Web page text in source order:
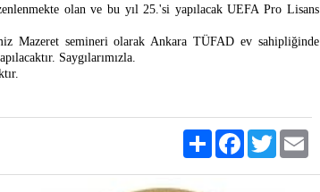
olan ve bu yıl 25.'si yapılacak UEFA Pro Lisans
Mazeret semineri olarak Ankara TÜFAD ev sahipliğinde
Saygılarımızla.
Share FacebookTwitter